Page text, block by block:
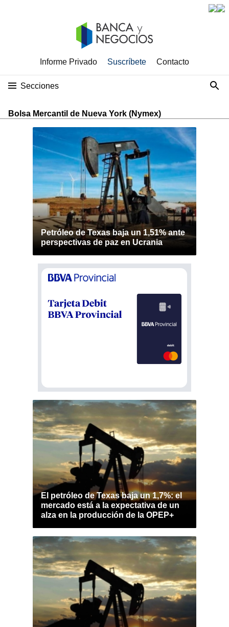
Informe Privado Suscríbete Contacto
Secciones
Bolsa Mercantil de Nueva York (Nymex)
Petróleo de Texas baja un 1,51% ante
perspectivas de paz en Ucrania
El petróleo de Texas baja un 1,7%: el
mercado está a la expectativa de un
alza en la producción de la OPEP+